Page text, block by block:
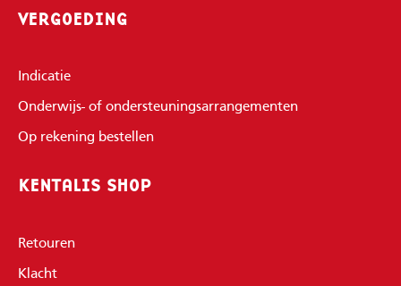
VERGOEDING
Indicatie
Onderwijs- of ondersteuningsarrangementen
Op rekening bestellen
KENTALIS SHOP
Retouren
Klacht